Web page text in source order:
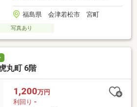
福島県 会津若松市 宮町
写真あり
丸町 6階
1,200万円
利回り -